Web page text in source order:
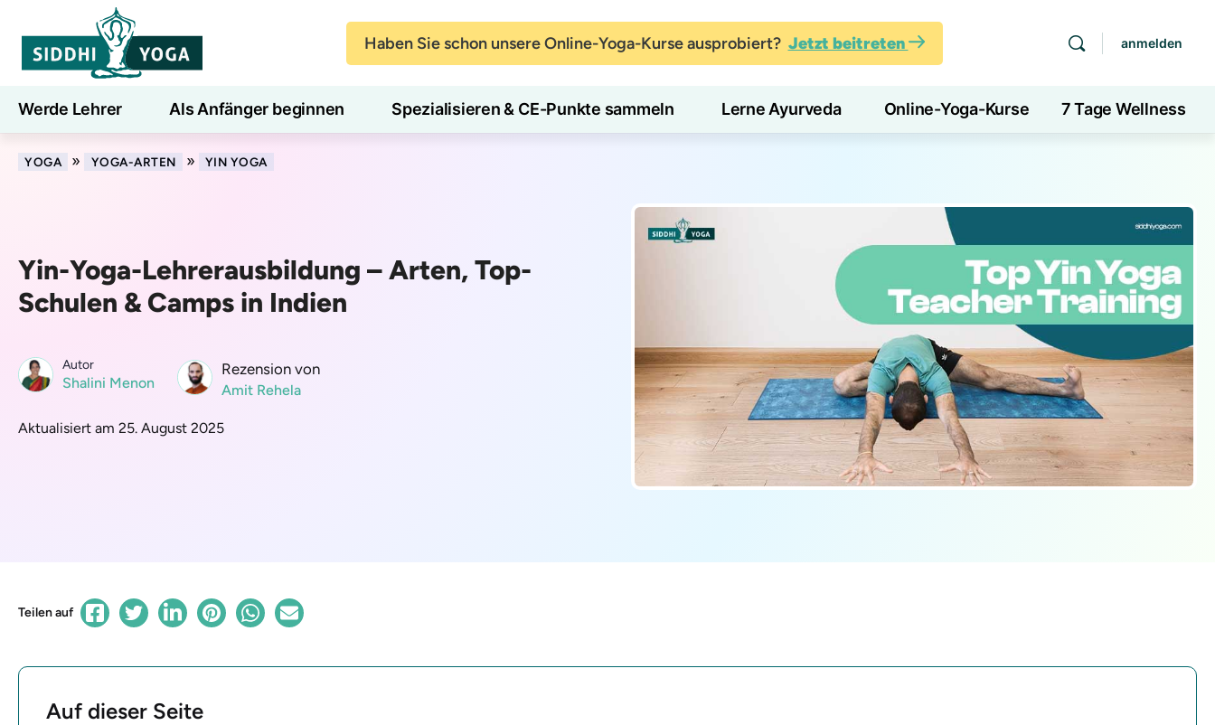
Haben Sie schon unsere Online-Yoga-Kurse ausprobiert? Jetzt beitreten anmelden
Werde Lehrer Als Anfänger beginnen Spezialisieren & CE-Punkte sammeln Lerne Ayurveda Online-Yoga-Kurse 7 Tage Wellness
Blog Lernen
YOGA » YOGA-ARTEN » YIN YOGA
Yin-Yoga-Lehrerausbildung – Arten, Top-
Schulen & Camps in Indien
Autor
Shalini Menon
Rezension von
Amit Rehela
Aktualisiert am 25. August 2025
Teilen auf
Auf dieser Seite